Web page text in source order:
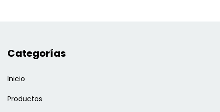
Categorías
Inicio
Productos